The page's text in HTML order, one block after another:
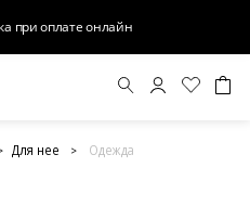
при оплате онлайн
Для нее Одежда